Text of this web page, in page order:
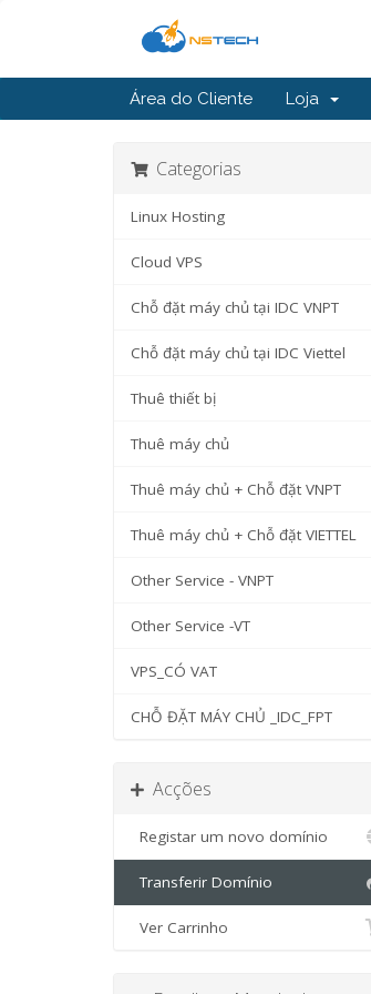
Área do Cliente Loja
Categorias
Linux Hosting
Cloud VPS
Chỗ đặt máy chủ tại IDC VNPT
Chỗ đặt máy chủ tại IDC Viettel
Thuê thiết bị
Thuê máy chủ
Thuê máy chủ + Chỗ đặt VNPT
Thuê máy chủ + Chỗ đặt VIETTEL
Other Service - VNPT
Other Service -VT
VPS_CÓ VAT
CHỖ ĐẶT MÁY CHỦ _IDC_FPT
Acções
Registar um novo domínio
Transferir Domínio
Ver Carrinho